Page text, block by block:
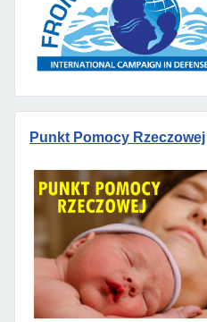
Punkt Pomocy Rzeczowej